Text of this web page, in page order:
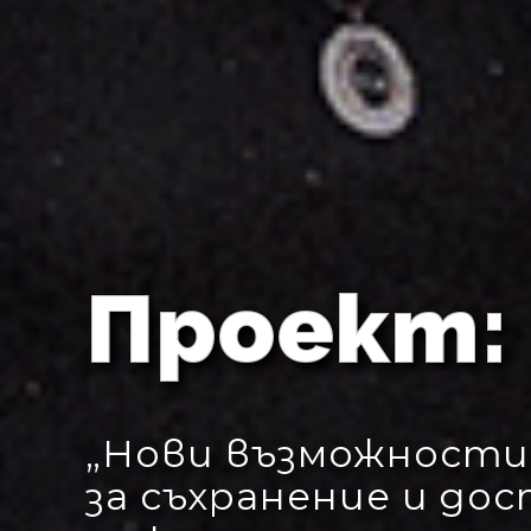
Проект:
„Нови възможности
за съхранение и